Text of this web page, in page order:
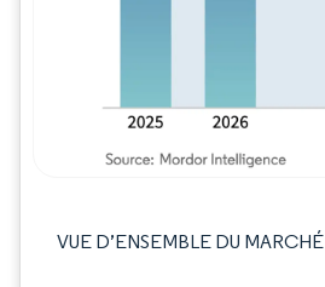
VUE D’ENSEMBLE DU MARCHÉ